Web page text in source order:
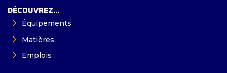
DÉCOUVREZ...
Équipements
Matières
Emplois